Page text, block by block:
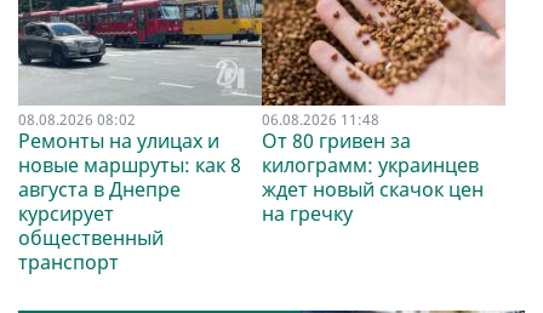
08.08.2026 08:02
Ремонты на улицах и
новые маршруты: как 8
августа в Днепре
курсирует
общественный
транспорт
06.08.2026 11:48
От 80 гривен за
килограмм: украинцев
ждет новый скачок цен
на гречку